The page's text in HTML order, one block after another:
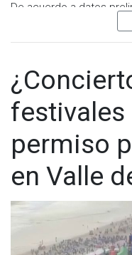
De acuerdo a datos
alrededor de las 22:00
varios casquillos
Posteriormente se
puesto de socorro de
Ambos fueron
atención médica.
festivales
permiso
en Valle